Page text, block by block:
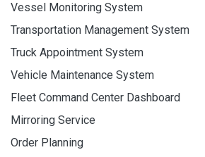
Vessel Monitoring System
Transportation Management System
Truck Appointment System
Vehicle Maintenance System
Fleet Command Center Dashboard
Mirroring Service
Order Planning